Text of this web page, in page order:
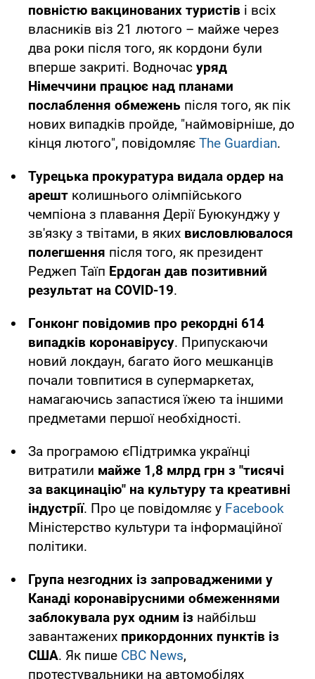
повністю вакцинованих туристів і всіх
власників віз 21 лютого – майже через
два роки після того, як кордони були
вперше закриті. Водночас уряд
Німеччини працює над планами
послаблення обмежень після того, як пік
нових випадків пройде, "наймовірніше, до
кінця лютого", повідомляє The Guardian.
Турецька прокуратура видала ордер на
арешт колишнього олімпійського
чемпіона з плавання Дерії Буюкунджу у
зв'язку з твітами, в яких висловлювалося
полегшення після того, як президент
Реджеп Таїп Ердоган дав позитивний
результат на COVID-19.
Гонконг повідомив про рекордні 614
випадків коронавірусу. Припускаючи
новий локдаун, багато його мешканців
почали товпитися в супермаркетах,
намагаючись запастися їжею та іншими
предметами першої необхідності.
За програмою єПідтримка українці
витратили майже 1,8 млрд грн з "тисячі
за вакцинацію" на культуру та креативні
індустрії. Про це повідомляє у Facebook
Міністерство культури та інформаційної
політики.
Група незгодних із запровадженими у
Канаді коронавірусними обмеженнями
заблокувала рух одним із найбільш
завантажених прикордонних пунктів із
США. Як пише CBC News,
протестувальники на автомобілях